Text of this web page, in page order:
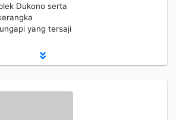
Dukono serta
yang tersaji